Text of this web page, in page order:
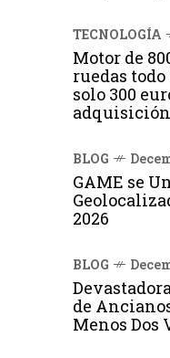
TECNOLOGÍA
Motor de
ruedas
solo 300
BLOG
GAME se
2026
BLOG
de
Menos Dos